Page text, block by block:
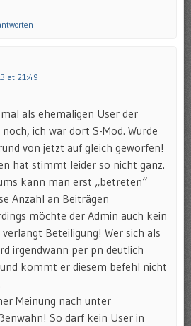
at 21:49
als ehemaligen User der
ich war dort S-Mod. Wurde
von jetzt auf gleich geworfen!
hat stimmt leider so nicht ganz.
kann man erst „betreten“
Anzahl an Beiträgen
möchte der Admin auch kein
Beteiligung! Wer sich als
irgendwann per pn deutlich
kommt er diesem befehl nicht
Meinung nach unter
So darf kein User in